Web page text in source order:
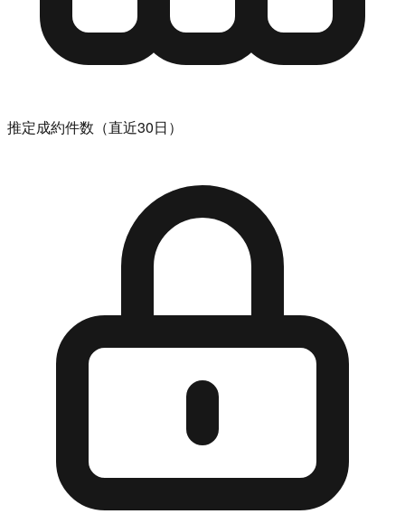
推定成約件数（直近30日）